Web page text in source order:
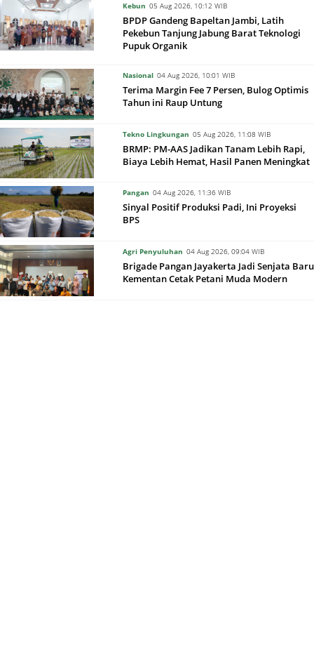
Kebun 05 Aug 2026, 10:12 WIB
BPDP Gandeng Bapeltan Jambi, Latih
Pekebun Tanjung Jabung Barat Teknologi
Pupuk Organik
Nasional 04 Aug 2026, 10:01 WIB
Terima Margin Fee 7 Persen, Bulog Optimis
Tahun ini Raup Untung
Tekno Lingkungan 05 Aug 2026, 11:08 WIB
BRMP: PM-AAS Jadikan Tanam Lebih Rapi,
Biaya Lebih Hemat, Hasil Panen Meningkat
Pangan 04 Aug 2026, 11:36 WIB
Sinyal Positif Produksi Padi, Ini Proyeksi
BPS
Agri Penyuluhan 04 Aug 2026, 09:04 WIB
Brigade Pangan Jayakerta Jadi Senjata Baru
Kementan Cetak Petani Muda Modern